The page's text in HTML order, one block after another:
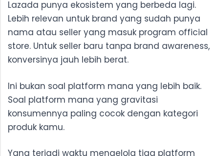
Lazada punya ekosistem yang berbeda lagi.
Lebih relevan untuk brand yang sudah punya
nama atau seller yang masuk program official
store. Untuk seller baru tanpa brand awareness,
konversinya jauh lebih berat.
Ini bukan soal platform mana yang lebih baik.
Soal platform mana yang gravitasi
konsumennya paling cocok dengan kategori
produk kamu.
Yang terjadi waktu mengelola tiga platform